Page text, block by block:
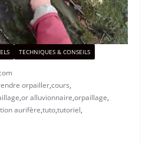
TECHNIQUES & CONSEILS
orpailler,cours,
,or alluvionnaire,orpaillage,
aurifère,tuto,tutoriel,